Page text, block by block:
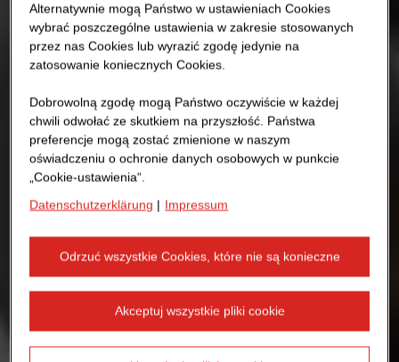
Alternatywnie mogą Państwo w ustawieniach Cookies
wybrać poszczególne ustawienia w zakresie stosowanych
przez nas Cookies lub wyrazić zgodę jedynie na
zatosowanie koniecznych Cookies.
Dobrowolną zgodę mogą Państwo oczywiście w każdej
chwili odwołać ze skutkiem na przyszłość. Państwa
preferencje mogą zostać zmienione w naszym
oświadczeniu o ochronie danych osobowych w punkcie
„Cookie-ustawienia“.
Datenschutzerklärung | Impressum
Odrzuć wszystkie Cookies, które nie są konieczne
Akceptuj wszystkie pliki cookie